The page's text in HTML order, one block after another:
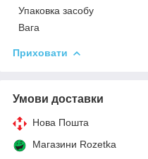
Упаковка засобу
Вага
Приховати
Умови доставки
Нова Пошта
Магазини Rozetka